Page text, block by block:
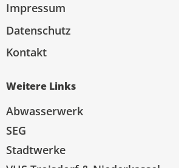
Impressum
Datenschutz
Kontakt
Weitere Links
Abwasserwerk
SEG
Stadtwerke